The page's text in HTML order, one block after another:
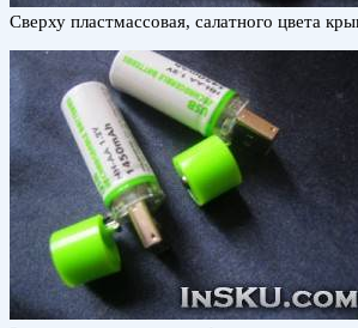
Сверху пластмассовая, салатного цвета